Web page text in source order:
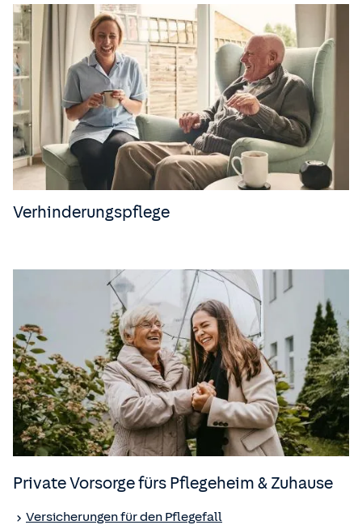
Verhinderungspflege
Private Vorsorge fürs Pflegeheim & Zuhause
Versicherungen für den Pflegefall